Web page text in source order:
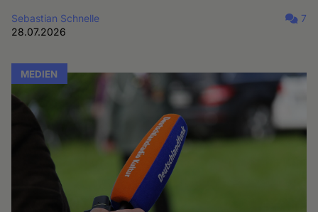
Sebastian Schnelle
28.07.2026
7
MEDIEN